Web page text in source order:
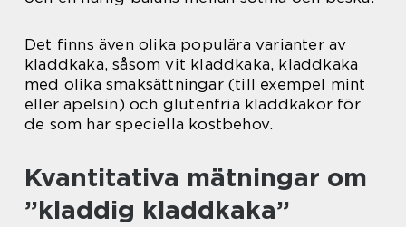
Det finns även olika populära varianter av
kladdkaka, såsom vit kladdkaka, kladdkaka
med olika smaksättningar (till exempel mint
eller apelsin) och glutenfria kladdkakor för
de som har speciella kostbehov.
Kvantitativa mätningar om
”kladdig kladdkaka”